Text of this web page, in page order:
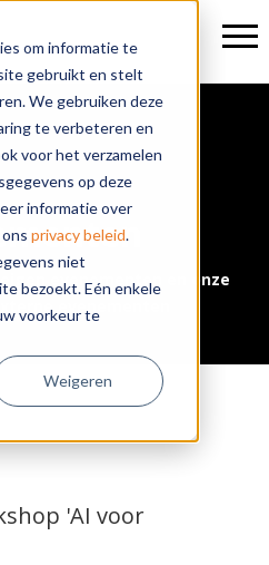
om informatie te
gebruikt en stelt
We gebruiken deze
te verbeteren en
voor het verzamelen
op deze
informatie over
privacy beleid.
niet
bezoekt. Eén enkele
voorkeur te
Weigeren
evenementen en onze
evenementen
'AI voor